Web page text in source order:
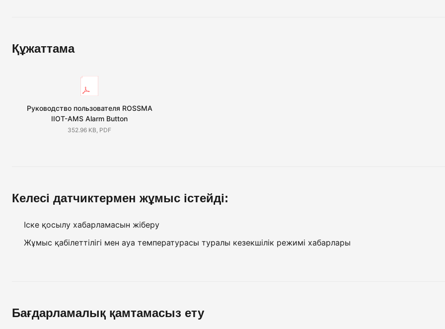
Құжаттама
Руководство пользователя ROSSMA
IIOT-AMS Alarm Button
352.96 KB, PDF
Келесі датчиктермен жұмыс істейді:
Іске қосылу хабарламасын жіберу
Жұмыс қабілеттілігі мен ауа температурасы туралы кезекшілік режимі хабарлары
Бағдарламалық қамтамасыз ету